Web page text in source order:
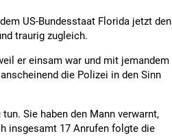
US-Bundesstaat Florida jetzt den
traurig zugleich.
er einsam war und mit jemandem
die Polizei in den Sinn
Sie haben den Mann verwarnt,
insgesamt 17 Anrufen folgte die